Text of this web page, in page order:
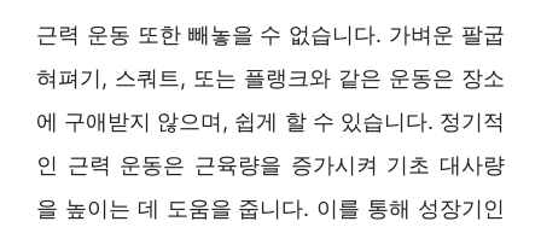
근력 운동 또한 빼놓을 수 없습니다. 가벼운 팔굽
혀펴기, 스쿼트, 또는 플랭크와 같은 운동은 장소
에 구애받지 않으며, 쉽게 할 수 있습니다. 정기적
인 근력 운동은 근육량을 증가시켜 기초 대사량
을 높이는 데 도움을 줍니다. 이를 통해 성장기인